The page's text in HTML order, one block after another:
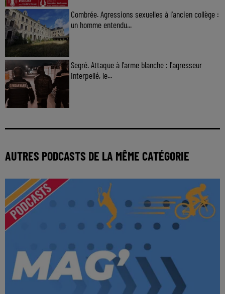
Combrée. Agressions sexuelles à l'ancien collège :
un homme entendu...
Segré. Attaque à l'arme blanche : l'agresseur
interpellé, le...
AUTRES PODCASTS DE LA MÊME CATÉGORIE